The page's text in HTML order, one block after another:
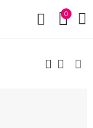
0